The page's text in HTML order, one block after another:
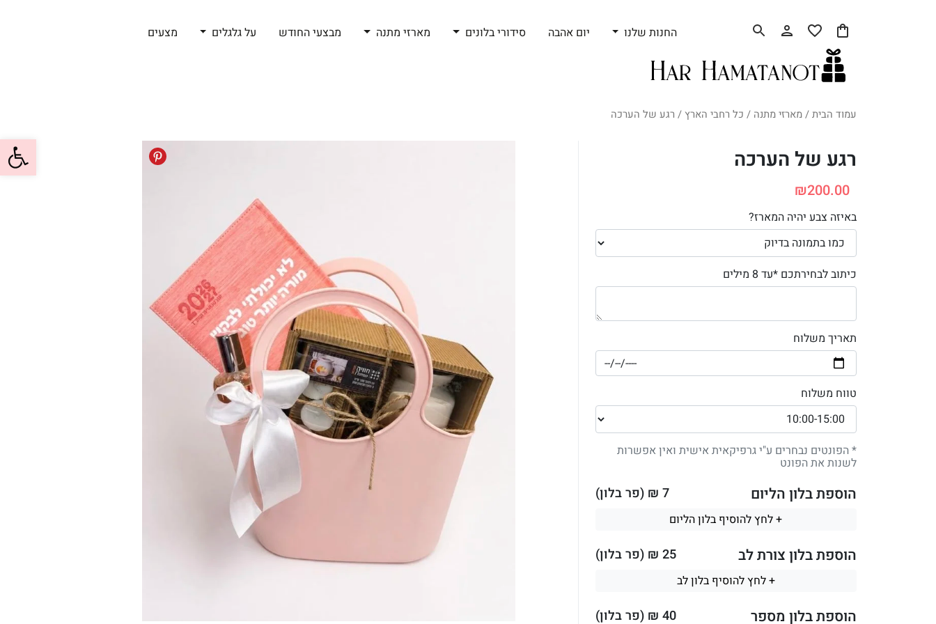
פתח
החנות שלנו יום אהבה סידורי בלונים מארזי מתנה מבצעי החודש על גלגלים מצעים
עמוד הבית/מארזי מתנה / כל רחבי הארץ/ רגע של הערכה
רגע של הערכה
₪200.00
באיזה צבע יהיה המארז?
כיתוב לבחירתכם *עד 8 מילים
תאריך משלוח
טווח משלוח
* הפונטים נבחרים ע"י גרפיקאית אישית ואין אפשרות
לשנות את הפונט
הוספת בלון הליום 7 ₪ (פר בלון)
+ לחץ להוסיף בלון הליום
הוספת בלון צורת לב 25 ₪ (פר בלון)
+ לחץ להוסיף בלון לב
הוספת בלון מספר 40 ₪ (פר בלון)